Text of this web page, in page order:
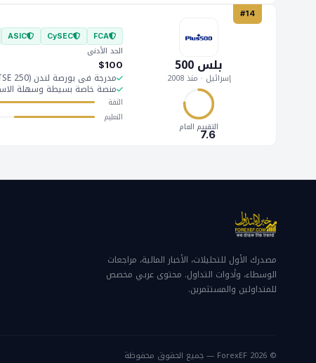
#14
بلس 500
إسرائيل · منذ 2008
7.6
التقييم العام
FCA
CySEC
ASIC
الحد الأدنى
$100
مدرجة في بورصة لندن (FTSE 250) — شفافية عالية
منصة خاصة بسيطة وسهلة
الثقة
التعليم
مصدرك الأول للتحليلات، الأخبار المالية، مراجعات
الوسطاء، وأدوات التداول. محتوى عربي مخصص
للمتداولين والمستثمرين.
© 2026 ForexEF — جميع الحقوق محفوظة